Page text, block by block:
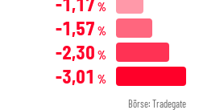
%
-1,57 %
-2,30 %
-3,01 %
Börse: Tradegate